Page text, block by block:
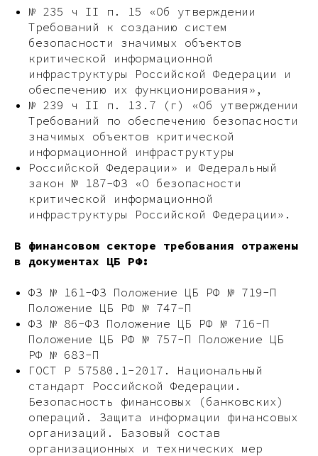
№ 235 ч II п. 15 «Об утверждении
Требований к созданию систем
безопасности значимых объектов
критической информационной
инфраструктуры Российской Федерации и
обеспечению их функционирования»,
№ 239 ч II п. 13.7 (г) «Об утверждении
Требований по обеспечению безопасности
значимых объектов критической
информационной инфраструктуры
Российской Федерации» и Федеральный
закон № 187-ФЗ «О безопасности
критической информационной
инфраструктуры Российской Федерации».
В финансовом секторе требования отражены
в документах ЦБ РФ:
ФЗ № 161-ФЗ Положение ЦБ РФ № 719-П
Положение ЦБ РФ № 747-П
ФЗ № 86-ФЗ Положение ЦБ РФ № 716-П
Положение ЦБ РФ № 757-П Положение ЦБ
РФ № 683-П
ГОСТ Р 57580.1-2017. Национальный
стандарт Российской Федерации.
Безопасность финансовых (банковских)
операций. Защита информации финансовых
организаций. Базовый состав
организационных и технических мер